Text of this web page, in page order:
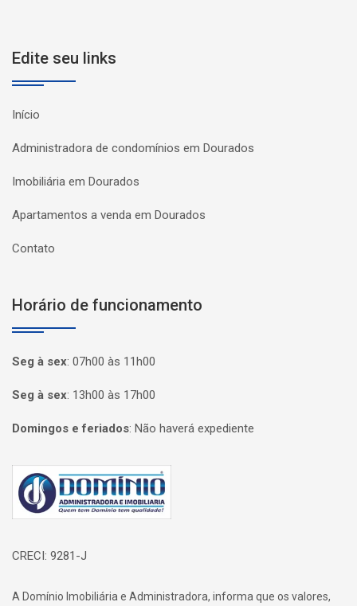
Edite seu links
Início
Administradora de condomínios em Dourados
Imobiliária em Dourados
Apartamentos a venda em Dourados
Contato
Horário de funcionamento
Seg à sex: 07h00 às 11h00
Seg à sex: 13h00 às 17h00
Domingos e feriados: Não haverá expediente
Página inicial
CRECI: 9281-J
A Domínio Imobiliária e Administradora, informa que os valores,